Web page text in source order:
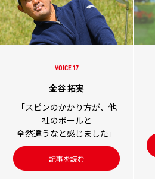
VOICE 17
金谷 拓実
「スピンのかかり方が、他
社のボールと
全然違うなと感じました」
記事を読む